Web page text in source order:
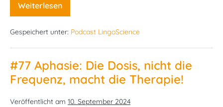
Weiterlesen
#78
Phonologische
und
Einfluss
Lesen
Gespeichert unter: Podcast LingoScience
#77 Aphasie: Die Dosis, nicht die
Frequenz, macht die Therapie!
Veröffentlicht am 10. September 2024